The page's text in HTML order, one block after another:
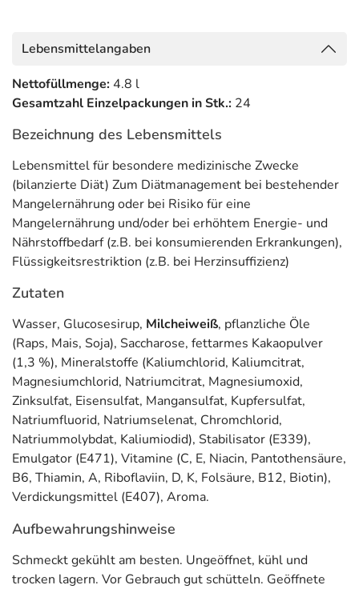
Anwendung
Zur ausschließlichen Ernährung:
beachten.
Zur ergänzenden Ernährung:1 – 3 Flaschen täglich.
Hinweise
Unter ärztlicher Aufsicht verwenden. Geeignet ab 3
Jahren. Als einzige Nahrungsquelle geeignet
Adresse des Lebensmittel-Unternehmens
Baseler Straße 46
Informationen zu diesem Lebensmittel (wie z. B. Zutaten,
Allergene) sind bei den Lebensmittelangaben als pdf
hinterlegt. (oben)
Lebensmittelangaben
Nettofüllmenge: 4.8 l
Gesamtzahl Einzelpackungen in Stk.: 24
Bezeichnung des Lebensmittels
Lebensmittel für besondere medizinische Zwecke
(bilanzierte Diät) Zum Diätmanagement bei bestehender
Mangelernährung oder bei Risiko für eine
Mangelernährung und/oder bei erhöhtem Energie- und
Nährstoffbedarf (z.B. bei konsumierenden Erkrankungen),
Flüssigkeitsrestriktion (z.B. bei Herzinsuffizienz)
Zutaten
Wasser, Glucosesirup, Milcheiweiß, pflanzliche Öle
(Raps, Mais, Soja), Saccharose, fettarmes Kakaopulver
(1,3 %), Mineralstoffe (Kaliumchlorid, Kaliumcitrat,
Magnesiumchlorid, Natriumcitrat, Magnesiumoxid,
Zinksulfat, Eisensulfat, Mangansulfat, Kupfersulfat,
Natriumfluorid, Natriumselenat, Chromchlorid,
Natriummolybdat, Kaliumiodid), Stabilisator (E339),
Emulgator (E471), Vitamine (C, E, Niacin, Pantothensäure,
B6, Thiamin, A, Riboflaviin, D, K, Folsäure, B12, Biotin),
Verdickungsmittel (E407), Aroma.
Aufbewahrungshinweise
Schmeckt gekühlt am besten. Ungeöffnet, kühl und
trocken lagern. Vor Gebrauch gut schütteln. Geöffnete